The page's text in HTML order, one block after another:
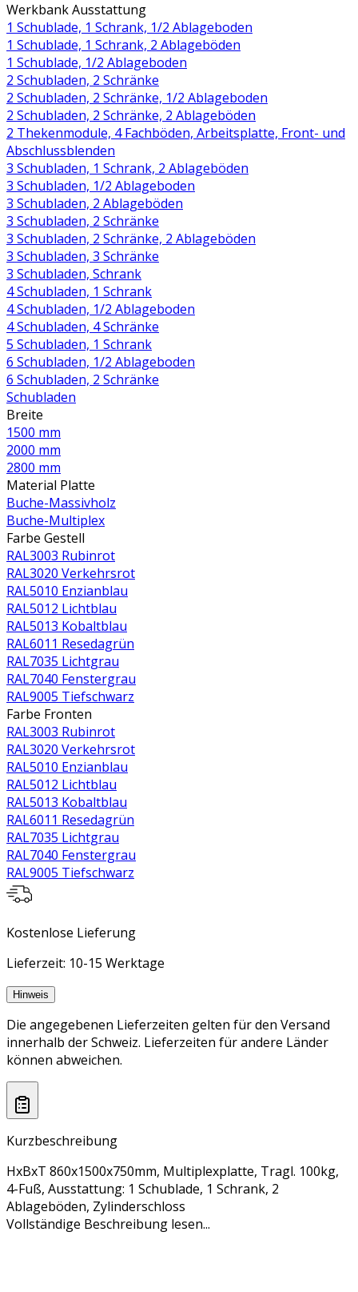
Werkbank Ausstattung
1 Schublade, 1 Schrank, 1/2 Ablageboden
1 Schublade, 1 Schrank, 2 Ablageböden
1 Schublade, 1/2 Ablageboden
2 Schubladen, 2 Schränke
2 Schubladen, 2 Schränke, 1/2 Ablageboden
2 Schubladen, 2 Schränke, 2 Ablageböden
2 Thekenmodule, 4 Fachböden, Arbeitsplatte, Front- und
Abschlussblenden
3 Schubladen, 1 Schrank, 2 Ablageböden
3 Schubladen, 1/2 Ablageboden
3 Schubladen, 2 Ablageböden
3 Schubladen, 2 Schränke
3 Schubladen, 2 Schränke, 2 Ablageböden
3 Schubladen, 3 Schränke
3 Schubladen, Schrank
4 Schubladen, 1 Schrank
4 Schubladen, 1/2 Ablageboden
4 Schubladen, 4 Schränke
5 Schubladen, 1 Schrank
6 Schubladen, 1/2 Ablageboden
6 Schubladen, 2 Schränke
Schubladen
Breite
1500 mm
2000 mm
2800 mm
Material Platte
Buche-Massivholz
Buche-Multiplex
Farbe Gestell
RAL3003 Rubinrot
RAL3020 Verkehrsrot
RAL5010 Enzianblau
RAL5012 Lichtblau
RAL5013 Kobaltblau
RAL6011 Resedagrün
RAL7035 Lichtgrau
RAL7040 Fenstergrau
RAL9005 Tiefschwarz
Farbe Fronten
RAL3003 Rubinrot
RAL3020 Verkehrsrot
RAL5010 Enzianblau
RAL5012 Lichtblau
RAL5013 Kobaltblau
RAL6011 Resedagrün
RAL7035 Lichtgrau
RAL7040 Fenstergrau
RAL9005 Tiefschwarz
Kostenlose Lieferung
Lieferzeit: 10-15 Werktage
Hinweis
Die angegebenen Lieferzeiten gelten für den Versand
innerhalb der Schweiz. Lieferzeiten für andere Länder
können abweichen.
Kurzbeschreibung
HxBxT 860x1500x750mm, Multiplexplatte, Tragl. 100kg,
4-Fuß, Ausstattung: 1 Schublade, 1 Schrank, 2
Ablageböden, Zylinderschloss
Vollständige Beschreibung lesen...